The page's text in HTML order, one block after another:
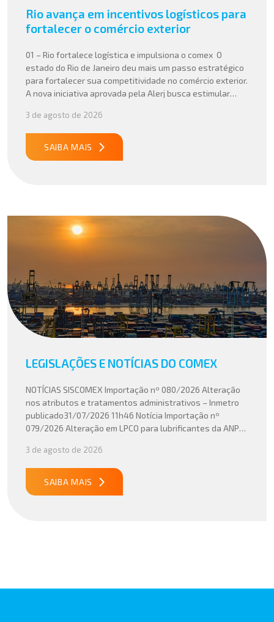
Rio avança em incentivos logísticos para
fortalecer o comércio exterior
01 – Rio fortalece logística e impulsiona o comex O
estado do Rio de Janeiro deu mais um passo estratégico
para fortalecer sua competitividade no comércio exterior.
A nova iniciativa aprovada pela Alerj busca estimular
para empresas que atuam com importação e exportação,
especialmente em setores que […]
3 de agosto de 2026
SAIBA MAIS
LEGISLAÇÕES E NOTÍCIAS DO COMEX
NOTÍCIAS SISCOMEX Importação nº 080/2026 Alteração
nos atributos e tratamentos administrativos – Inmetro
publicado31/07/2026 11h46 Notícia Importação nº
079/2026 Alteração em LPCO para lubrificantes da ANP
078/2026 Atualização do cálculo do Imposto de
Importação no Acordo Mercosul – União Europeia
publicado29/07/2026 18h47 Notícia PUBLICADO DOU
31/07/26 ATO CONJUNTO RFB/CGIBS Nº […]
3 de agosto de 2026
SAIBA MAIS